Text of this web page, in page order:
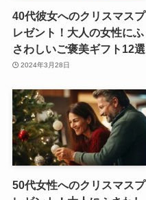
40代彼女へのクリスマスプ
レゼント！大人の女性にふ
さわしいご褒美ギフト12選
2024年3月28日
50代女性へのクリスマスプ